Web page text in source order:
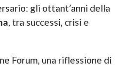
gli ottant’anni della
, tra successi, crisi e
Forum, una riflessione di